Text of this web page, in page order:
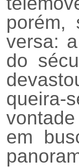
porém,
versa:
do
queira-
em